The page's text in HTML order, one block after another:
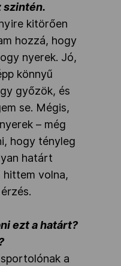
szintén.
kitörően
hozzá, hogy
nyerek. Jó,
könnyű
győzök, és
se. Mégis,
– még
hogy tényleg
határt
hittem volna,
jó érzés.
ezt a határt?
a